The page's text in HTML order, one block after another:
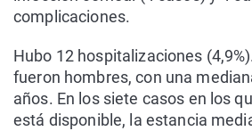
complicaciones.
Hubo 12 hospitalizaciones
fueron hombres, con una
años. En los siete casos en los
está disponible, la estancia